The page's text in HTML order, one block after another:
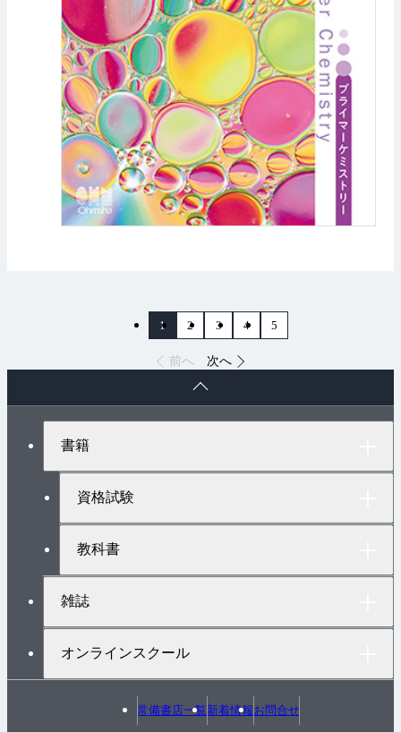
前へ
1 2 3 4 5
次へ
書籍
資格試験
教科書
雑誌
オンラインスクール
常備書店一覧新着情報お問合せ